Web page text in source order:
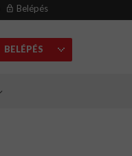
Belépés
BELÉPÉS